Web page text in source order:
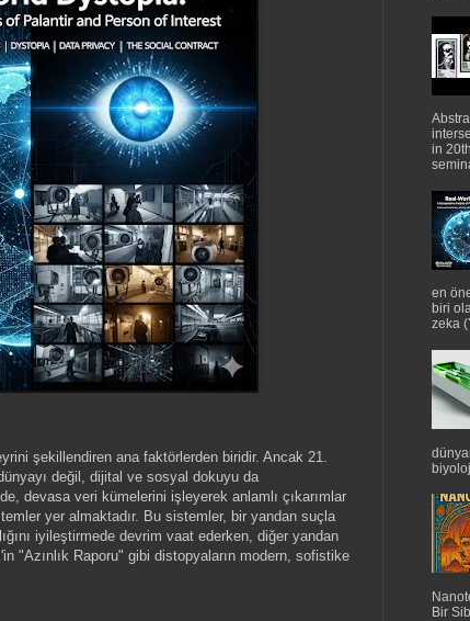
şekillendiren ana faktörlerden biridir. Ancak 21.
değil, dijital ve sosyal dokuyu da
devasa veri kümelerini işleyerek anlamlı çıkarımlar
yer almaktadır. Bu sistemler, bir yandan suçla
iyileştirmede devrim vaat ederken, diğer yandan
"Azınlık Raporu" gibi distopyaların modern, sofistike
in
en
biri
zeka
Bir